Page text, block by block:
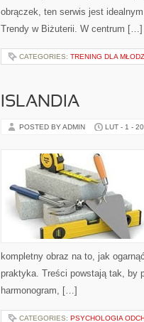
obrączek, ten serwis jest
Trendy w Biżuterii. W centrum […]
CATEGORIES: TRENING DLA
ISLANDIA
POSTED BY ADMIN LUT - 1 -
kompletny obraz na to, jak
praktyka. Treści powstają tak, by
harmonogram, […]
CATEGORIES: PSYCHOLOGIA